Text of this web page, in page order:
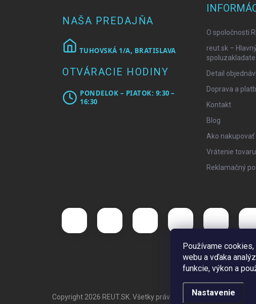
Používame
webu a vďaka
funkcie, výkon a
Nastavenie
NAŠA PREDAJŇA
TUHOVSKÁ 1/A, BRATISLAVA
OTVÁRACIE HODINY
PONDELOK – PIATOK: 9:30 –
16:30
O spoločnosti
reut.sk –
Detail
Doprava a
Kontakt
Blog
Ako nakupovať
Vrátenie tovaru
Reklamačný
Copyright 2026 REUT.SK . Všetky práva vyhradené.